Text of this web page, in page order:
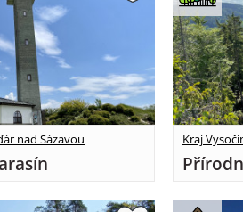
nad Sázavou Kraj